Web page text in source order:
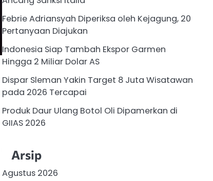
Febrie Adriansyah Diperiksa oleh Kejagung, 20
Pertanyaan Diajukan
Indonesia Siap Tambah Ekspor Garmen
Hingga 2 Miliar Dolar AS
Dispar Sleman Yakin Target 8 Juta Wisatawan
pada 2026 Tercapai
Produk Daur Ulang Botol Oli Dipamerkan di
GIIAS 2026
Arsip
Agustus 2026